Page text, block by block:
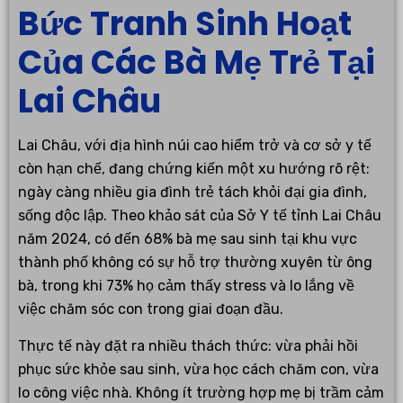
Bức Tranh Sinh Hoạt
Của Các Bà Mẹ Trẻ Tại
Lai Châu
Lai Châu, với địa hình núi cao hiểm trở và cơ sở y tế
còn hạn chế, đang chứng kiến một xu hướng rõ rệt:
ngày càng nhiều gia đình trẻ tách khỏi đại gia đình,
sống độc lập. Theo khảo sát của Sở Y tế tỉnh Lai Châu
năm 2024, có đến 68% bà mẹ sau sinh tại khu vực
thành phố không có sự hỗ trợ thường xuyên từ ông
bà, trong khi 73% họ cảm thấy stress và lo lắng về
việc chăm sóc con trong giai đoạn đầu.
Thực tế này đặt ra nhiều thách thức: vừa phải hồi
phục sức khỏe sau sinh, vừa học cách chăm con, vừa
lo công việc nhà. Không ít trường hợp mẹ bị trầm cảm